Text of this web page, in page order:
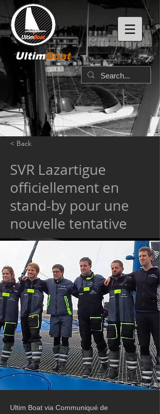
UltimBoat
< Back
SVR Lazartigue
officiellement en
stand-by pour une
nouvelle tentative
Ultim Boat via Communiqué de